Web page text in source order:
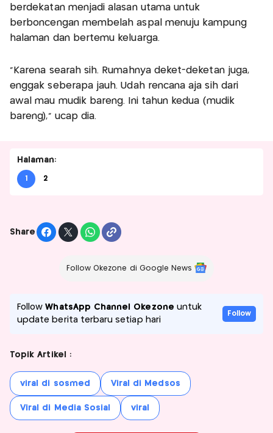
berdekatan menjadi alasan utama untuk
berboncengan membelah aspal menuju kampung
halaman dan bertemu keluarga.
"Karena searah sih. Rumahnya deket-deketan juga,
enggak seberapa jauh. Udah rencana aja sih dari
awal mau mudik bareng. Ini tahun kedua (mudik
bareng)," ucap dia.
Halaman:
1 2
Share
Follow Okezone di Google News
FollowWhatsApp Channel Okezone untuk
update berita terbaru setiap hari
Follow
Topik Artikel :
viral di sosmed Viral di Medsos
Viral di Media Sosial viral